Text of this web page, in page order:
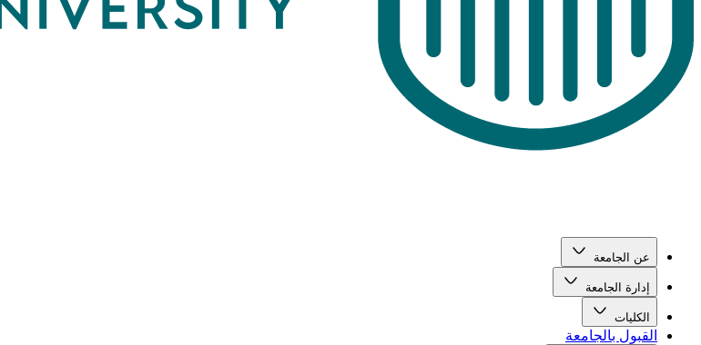
عن الجامعة
إدارة الجامعة
الكليات
القبول بالجامعة